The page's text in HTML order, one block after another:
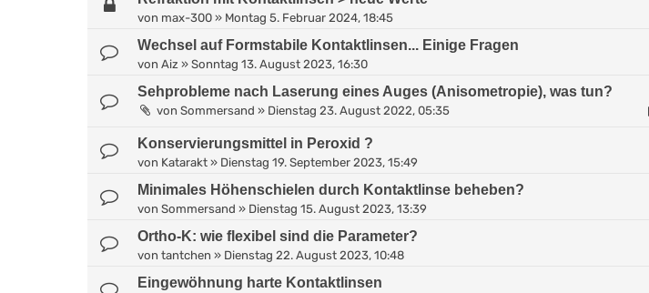
von max-300 » Montag 5. Februar 2024, 18:45
Wechsel auf Formstabile Kontaktlinsen... Einige Fragen
von Aiz » Sonntag 13. August 2023, 16:30
Sehprobleme nach Laserung eines Auges (Anisometropie), was tun?
von Sommersand » Dienstag 23. August 2022, 05:35
Konservierungsmittel in Peroxid ?
von Katarakt » Dienstag 19. September 2023, 15:49
Minimales Höhenschielen durch Kontaktlinse beheben?
von Sommersand » Dienstag 15. August 2023, 13:39
Ortho-K: wie flexibel sind die Parameter?
von tantchen » Dienstag 22. August 2023, 10:48
Eingewöhnung harte Kontaktlinsen